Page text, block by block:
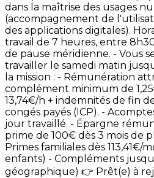
dans la maîtrise des usages
(accompagnement de
des applications digitales).
travail de 7 heures, entre
de pause méridienne. - Vous
travailler le samedi matin
la mission : - Rémunération
complément minimum de
13,74€/h + indemnités de fin
congés payés (ICP). -
jour travaillé. - Épargne
prime de 100€ dès 3 mois de
Primes familiales dès 113,41€/
enfants) - Compléments
géographique) 👉 Prêt(e) à